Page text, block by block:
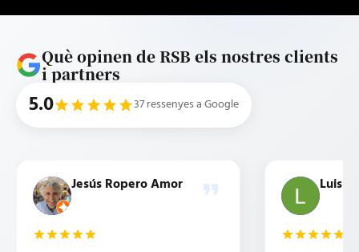
Què opinen de RSB els nostres clients
i partners
5.0 37 ressenyes a Google
Jesús Ropero Amor Luis